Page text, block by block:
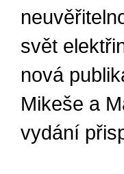
svět
nová
Mikeše a
vydání